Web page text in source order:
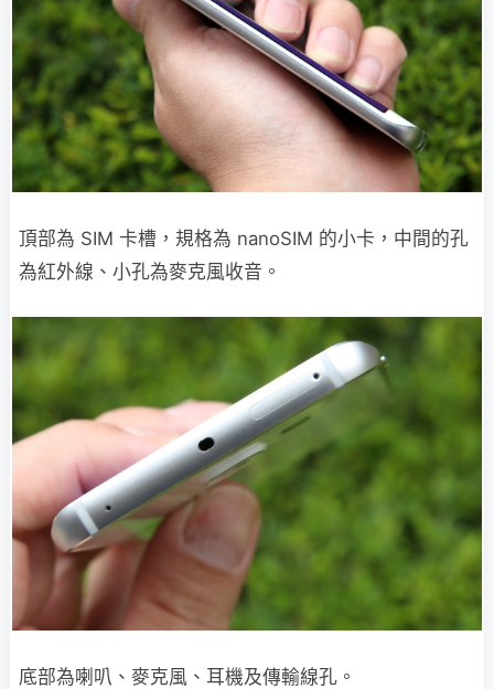
頂部為 SIM 卡槽，規格為 nanoSIM 的小卡，中間的孔
為紅外線、小孔為麥克風收音。
底部為喇叭、麥克風、耳機及傳輸線孔。